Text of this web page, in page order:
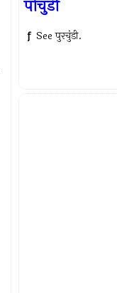
पोचुडी
f See पुरचुंडी.